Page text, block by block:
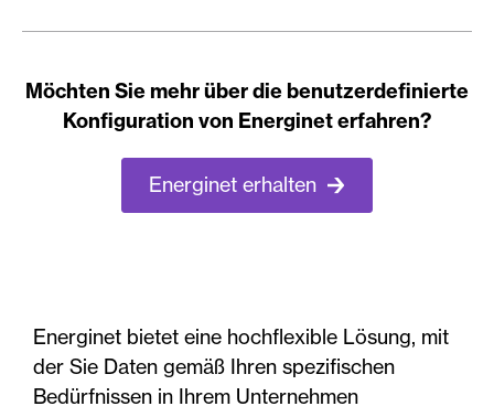
Möchten Sie mehr über die benutzerdefinierte
Konfiguration von Energinet erfahren?
Energinet erhalten
Energinet bietet eine hochflexible Lösung, mit
der Sie Daten gemäß Ihren spezifischen
Bedürfnissen in Ihrem Unternehmen